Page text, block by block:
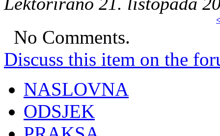
No Comments.
Discuss this item on the
NASLOVNA
ODSJEK